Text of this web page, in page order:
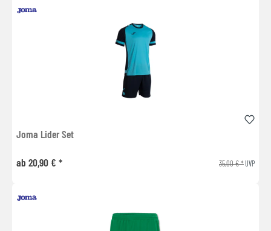
Joma Lider Set
ab 20,90 € * 35,00 € *UVP